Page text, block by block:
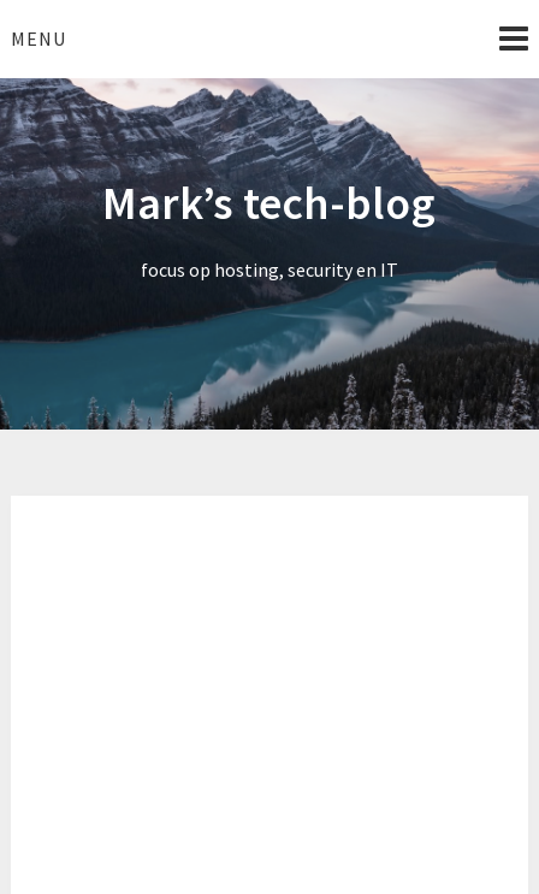
toMENU
Mark’s tech-blog
focus op hosting, security en IT